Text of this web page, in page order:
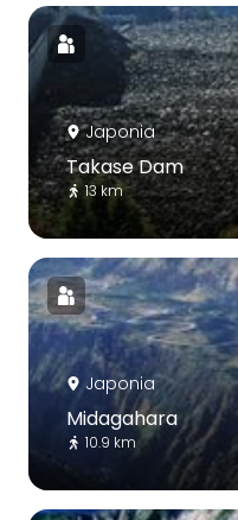
Japonia
Takase Dam
13 km
Japonia
Midagahara
10.9 km